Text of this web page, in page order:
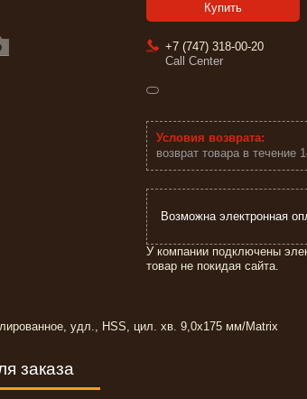
Купить
+7 (747) 318-00-20
Call Center
возврат товара в течение
У компании подключены
товар не покидая сайта.
удл., HSS, цил. хв. 9,0х175 мм/Matrix
заказа